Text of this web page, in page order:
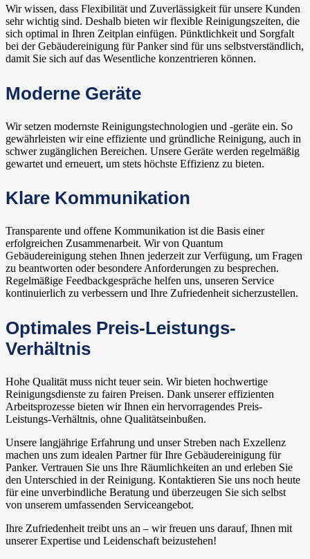
Wir wissen, dass Flexibilität und Zuverlässigkeit für unsere Kunden
sehr wichtig sind. Deshalb bieten wir flexible Reinigungszeiten, die
sich optimal in Ihren Zeitplan einfügen. Pünktlichkeit und Sorgfalt
bei der Gebäudereinigung für Panker sind für uns selbstverständlich,
damit Sie sich auf das Wesentliche konzentrieren können.
Moderne Geräte
Wir setzen modernste Reinigungstechnologien und -geräte ein. So
gewährleisten wir eine effiziente und gründliche Reinigung, auch in
schwer zugänglichen Bereichen. Unsere Geräte werden regelmäßig
gewartet und erneuert, um stets höchste Effizienz zu bieten.
Klare Kommunikation
Transparente und offene Kommunikation ist die Basis einer
erfolgreichen Zusammenarbeit. Wir von Quantum
Gebäudereinigung stehen Ihnen jederzeit zur Verfügung, um Fragen
zu beantworten oder besondere Anforderungen zu besprechen.
Regelmäßige Feedbackgespräche helfen uns, unseren Service
kontinuierlich zu verbessern und Ihre Zufriedenheit sicherzustellen.
Optimales Preis-Leistungs-
Verhältnis
Hohe Qualität muss nicht teuer sein. Wir bieten hochwertige
Reinigungsdienste zu fairen Preisen. Dank unserer effizienten
Arbeitsprozesse bieten wir Ihnen ein hervorragendes Preis-
Leistungs-Verhältnis, ohne Qualitätseinbußen.
Unsere langjährige Erfahrung und unser Streben nach Exzellenz
machen uns zum idealen Partner für Ihre Gebäudereinigung für
Panker. Vertrauen Sie uns Ihre Räumlichkeiten an und erleben Sie
den Unterschied in der Reinigung. Kontaktieren Sie uns noch heute
für eine unverbindliche Beratung und überzeugen Sie sich selbst
von unserem umfassenden Serviceangebot.
Ihre Zufriedenheit treibt uns an – wir freuen uns darauf, Ihnen mit
unserer Expertise und Leidenschaft beizustehen!